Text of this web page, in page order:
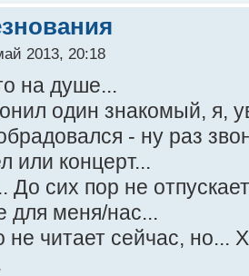
2013, 20:18
на душе...
один знакомый, я,
- ну раз
или концерт...
сих пор не
для меня/нас...
читает сейчас, но...